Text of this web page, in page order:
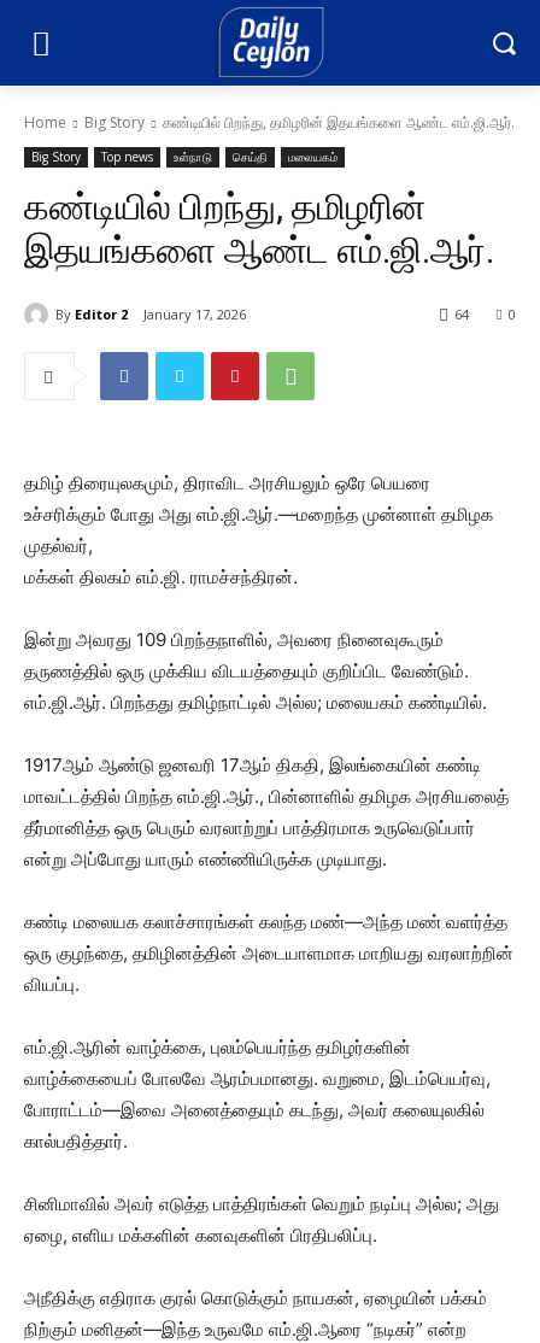
Home Big Story கண்டியில் பிறந்து, தமிழரின் இதயங்களை ஆண்ட எம்.ஜி.ஆர்.
Big Story Top news உள்நாடு செய்தி மலையகம்
கண்டியில் பிறந்து, தமிழரின்
இதயங்களை ஆண்ட எம்.ஜி.ஆர்.
By Editor 2 January 17, 2026 0
64
தமிழ் திரையுலகமும், திராவிட அரசியலும் ஒரே பெயரை
உச்சரிக்கும் போது அது எம்.ஜி.ஆர்.—மறைந்த முன்னாள் தமிழக
முதல்வர்,
மக்கள் திலகம் எம்.ஜி. ராமச்சந்திரன்.
இன்று அவரது 109 பிறந்தநாளில், அவரை நினைவுகூரும்
தருணத்தில் ஒரு முக்கிய விடயத்தையும் குறிப்பிட வேண்டும்.
எம்.ஜி.ஆர். பிறந்தது தமிழ்நாட்டில் அல்ல; மலையகம் கண்டியில்.
1917ஆம் ஆண்டு ஜனவரி 17ஆம் திகதி, இலங்கையின் கண்டி
மாவட்டத்தில் பிறந்த எம்.ஜி.ஆர்., பின்னாளில் தமிழக அரசியலைத்
தீர்மானித்த ஒரு பெரும் வரலாற்றுப் பாத்திரமாக உருவெடுப்பார்
என்று அப்போது யாரும் எண்ணியிருக்க முடியாது.
கண்டி மலையக கலாச்சாரங்கள் கலந்த மண்—அந்த மண் வளர்த்த
ஒரு குழந்தை, தமிழினத்தின் அடையாளமாக மாறியது வரலாற்றின்
வியப்பு.
எம்.ஜி.ஆரின் வாழ்க்கை, புலம்பெயர்ந்த தமிழர்களின்
வாழ்க்கையைப் போலவே ஆரம்பமானது. வறுமை, இடம்பெயர்வு,
போராட்டம்—இவை அனைத்தையும் கடந்து, அவர் கலையுலகில்
கால்பதித்தார்.
சினிமாவில் அவர் எடுத்த பாத்திரங்கள் வெறும் நடிப்பு அல்ல; அது
ஏழை, எளிய மக்களின் கனவுகளின் பிரதிபலிப்பு.
அநீதிக்கு எதிராக குரல் கொடுக்கும் நாயகன், ஏழையின் பக்கம்
நிற்கும் மனிதன்—இந்த உருவமே எம்.ஜி.ஆரை “நடிகர்” என்ற